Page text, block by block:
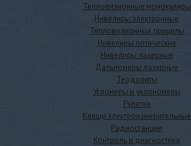
Тепловизионные монокуляры
Нивелиры электронные
Тепловизионные прицелы
Нивелиры оптические
Нивелиры лазерные
Дальномеры лазерные
Теодолиты
Угломеры и уклономеры
Рулетки
Клещи электроизмерительные
Радиостанции
Контроль и диагностика